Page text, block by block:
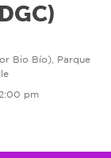
Bio Bío), Parque
pm